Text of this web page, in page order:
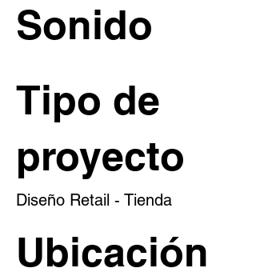
Sonido
Tipo de
proyecto
Diseño Retail - Tienda
Ubicación